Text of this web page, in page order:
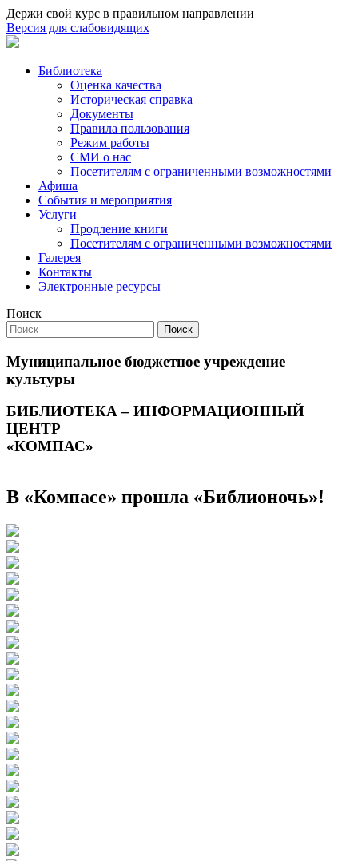
Держи свой курс в правильном направлении
Версия для слабовидящих
Библиотека
Оценка качества
Историческая справка
Документы
Правила пользования
Режим работы
СМИ о нас
Посетителям с ограниченными возможностями
Афиша
События и мероприятия
Услуги
Продление книги
Посетителям с ограниченными возможностями
Галерея
Контакты
Электронные ресурсы
Поиск
Поиск
Муниципальное бюджетное учреждение
культуры
БИБЛИОТЕКА – ИНФОРМАЦИОННЫЙ
ЦЕНТР
«КОМПАС»
В «Компасе» прошла «Библионочь»!